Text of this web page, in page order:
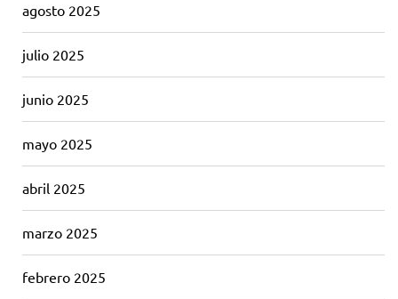
agosto 2025
julio 2025
junio 2025
mayo 2025
abril 2025
marzo 2025
febrero 2025